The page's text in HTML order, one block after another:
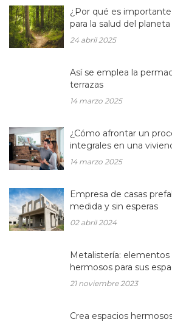
¿Por qué es
para la salud del
24 abril 2025
Así se emplea la
terrazas
14 marzo 2025
¿Cómo afrontar un
integrales en una
14 marzo 2025
Empresa de casas
medida y sin esperas
02 abril 2024
Metalistería: elementos
hermosos para sus
21 noviembre 2023
Crea espacios